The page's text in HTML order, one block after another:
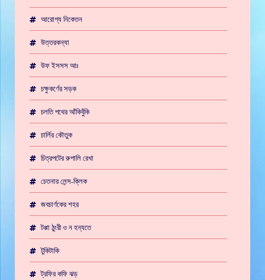
আরোগ্য নিকেতন
উত্তরকন্যা
উফ ইসসস আঃ
চক্ষুকর্ণের সড়ক
চলতি পথের আঁকিবুঁকি
চার্লির কৌতুক
চিত্রপটের রুপালি রেখা
চেতনার লেন্স-ক্লিক
জবচার্ণকের শহর
টপ্পা ঠুংরী ও ন হন্যতে
টুকিটাকি
ট্রফির কফি ঝড়